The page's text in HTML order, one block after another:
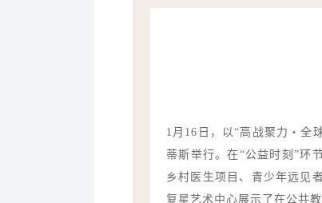
1月16日，以“高战聚力・全
蒂斯举行。在“公益时刻”环
乡村医生项目、青少年远见
复星艺术中心展示了在公共